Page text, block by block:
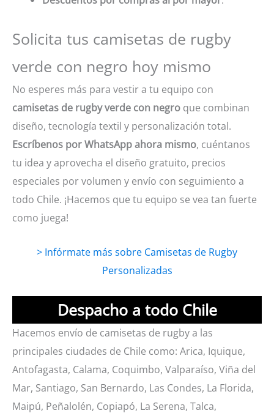
Solicita tus camisetas de rugby
verde con negro hoy mismo
No esperes más para vestir a tu equipo con
camisetas de rugby verde con negro que combinan
diseño, tecnología textil y personalización total.
Escríbenos por WhatsApp ahora mismo, cuéntanos
tu idea y aprovecha el diseño gratuito, precios
especiales por volumen y envío con seguimiento a
todo Chile. ¡Hacemos que tu equipo se vea tan fuerte
como juega!
> Infórmate más sobre Camisetas de Rugby
Personalizadas
Despacho a todo Chile
Hacemos envío de camisetas de rugby a las
principales ciudades de Chile como: Arica, Iquique,
Antofagasta, Calama, Coquimbo, Valparaíso, Viña del
Mar, Santiago, San Bernardo, Las Condes, La Florida,
Maipú, Peñalolén, Copiapó, La Serena, Talca,